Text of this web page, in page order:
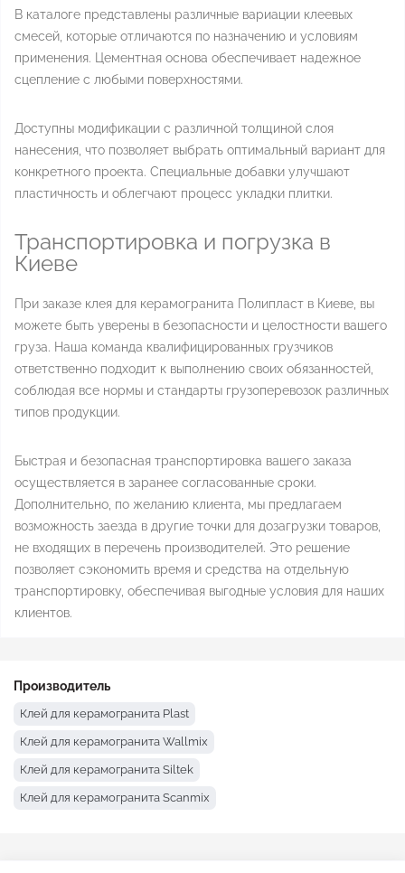
В каталоге представлены различные вариации клеевых
смесей, которые отличаются по назначению и условиям
применения. Цементная основа обеспечивает надежное
сцепление с любыми поверхностями.
Доступны модификации с различной толщиной слоя
нанесения, что позволяет выбрать оптимальный вариант для
конкретного проекта. Специальные добавки улучшают
пластичность и облегчают процесс укладки плитки.
Транспортировка и погрузка в
Киеве
При заказе клея для керамогранита Полипласт в Киеве, вы
можете быть уверены в безопасности и целостности вашего
груза. Наша команда квалифицированных грузчиков
ответственно подходит к выполнению своих обязанностей,
соблюдая все нормы и стандарты грузоперевозок различных
типов продукции.
Быстрая и безопасная транспортировка вашего заказа
осуществляется в заранее согласованные сроки.
Дополнительно, по желанию клиента, мы предлагаем
возможность заезда в другие точки для дозагрузки товаров,
не входящих в перечень производителей. Это решение
позволяет сэкономить время и средства на отдельную
транспортировку, обеспечивая выгодные условия для наших
клиентов.
Производитель
Клей для керамогранита Plast
Клей для керамогранита Wallmix
Клей для керамогранита Siltek
Клей для керамогранита Scanmix